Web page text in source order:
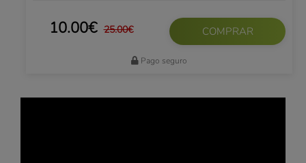
10.00€ 25.00€ COMPRAR
Pago seguro